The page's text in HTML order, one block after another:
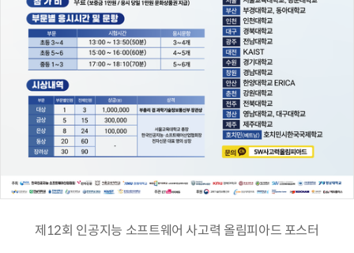
제12회 인공지능 소프트웨어 사고력 올림피아드 포스터